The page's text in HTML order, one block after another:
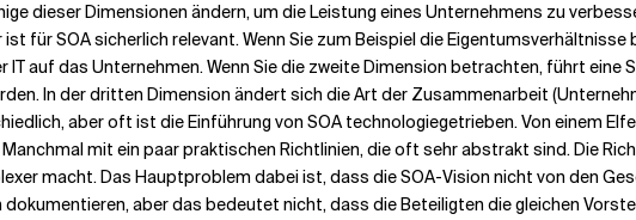
dieser Dimensionen ändern, um die Leistung eines Unternehmens zu
für SOA sicherlich relevant. Wenn Sie zum Beispiel die
auf das Unternehmen. Wenn Sie die zweite Dimension betrachten, führt eine
In der dritten Dimension ändert sich die Art der Zusammenarbeit
aber oft ist die Einführung von SOA technologiegetrieben. Von einem
mit ein paar praktischen Richtlinien, die oft sehr abstrakt sind. Die
macht. Das Hauptproblem dabei ist, dass die SOA-Vision nicht von den
aber das bedeutet nicht, dass die Beteiligten die gleichen